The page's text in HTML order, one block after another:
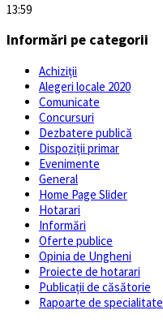
13:59
Informări pe categorii
Achiziții
Alegeri locale 2020
Comunicate
Concursuri
Dezbatere publică
Dispoziții primar
Evenimente
General
Home Page Slider
Hotarari
Informări
Oferte publice
Opinia de Ungheni
Proiecte de hotarari
Publicații de căsătorie
Rapoarte de specialitate